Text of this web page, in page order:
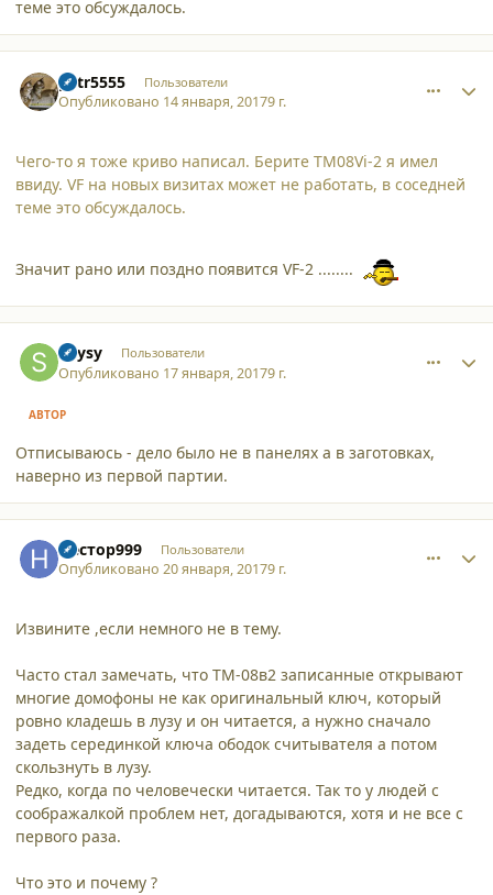
теме это обсуждалось.
petr5555 Пользователи
Опубликовано 14 января, 20179 г.
Чего-то я тоже криво написал. Берите ТМ08Vi-2 я имел
ввиду. VF на новых визитах может не работать, в соседней
теме это обсуждалось.
Значит рано или поздно появится VF-2 ........
Skysy Пользователи
Опубликовано 17 января, 20179 г.
АВТОР
Отписываюсь - дело было не в панелях а в заготовках,
наверно из первой партии.
Нестор999 Пользователи
Опубликовано20 января, 20179 г.
Извините ,если немного не в тему.
Часто стал замечать, что ТМ-08в2 записанные открывают
многие домофоны не как оригинальный ключ, который
ровно кладешь в лузу и он читается, а нужно сначало
задеть серединкой ключа ободок считывателя а потом
скользнуть в лузу.
Редко, когда по человечески читается. Так то у людей с
соображалкой проблем нет, догадываются, хотя и не все с
первого раза.
Что это и почему ?